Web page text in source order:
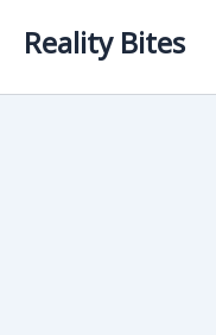
Reality Bites